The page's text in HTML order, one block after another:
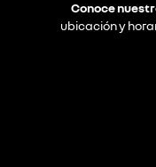
Conoce
ubicación y